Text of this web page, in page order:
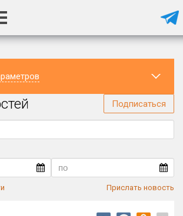
Подписаться
Прислать новость